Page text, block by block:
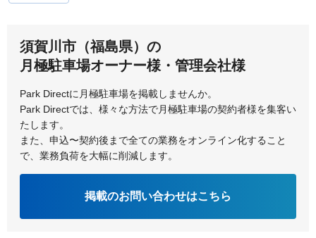
須賀川市（福島県）の
月極駐車場オーナー様・管理会社様
Park Directに月極駐車場を掲載しませんか。
Park Directでは、様々な方法で月極駐車場の契約者様を集客い
たします。
また、申込〜契約後まで全ての業務をオンライン化すること
で、業務負荷を大幅に削減します。
掲載のお問い合わせはこちら